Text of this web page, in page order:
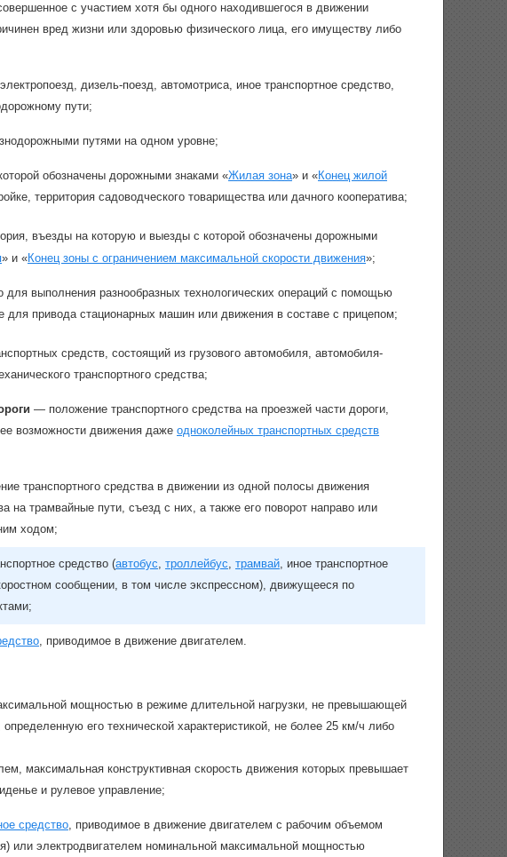
с участием хотя бы одного находившегося в движении
вред жизни или здоровью физического лица, его имуществу либо
дизель-поезд, автомотриса, иное транспортное средство,
пути;
путями на одном уровне;
обозначены дорожными знаками «Жилая зона» и «Конец жилой
территория садоводческого товарищества или дачного кооператива;
въезды на которую и выезды с которой обозначены дорожными
» и «Конец зоны с ограничением максимальной скорости движения»;
для выполнения разнообразных технологических операций с помощью
привода стационарных машин или движения в составе с прицепом;
средств, состоящий из грузового автомобиля, автомобиля-
транспортного средства;
— положение транспортного средства на проезжей части дороги,
возможности движения даже одноколейных транспортных средств
транспортного средства в движении из одной полосы движения
на трамвайные пути, съезд с них, а также его поворот направо или
ходом;
средство (автобус, троллейбус, трамвай, иное транспортное
сообщении, в том числе экспрессном), движущееся по
, приводимое в движение двигателем.
мощностью в режиме длительной нагрузки, не превышающей
его технической характеристикой, не более 25 км/ч либо
максимальная конструктивная скорость движения которых превышает
и рулевое управление;
средство, приводимое в движение двигателем с рабочим объемом
или электродвигателем номинальной максимальной мощностью